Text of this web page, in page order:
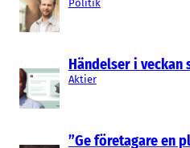
Politik
Händelser i veckan
Aktier
”Ge företagare en